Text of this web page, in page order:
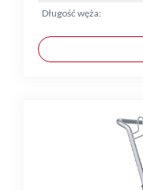
Długość węża: